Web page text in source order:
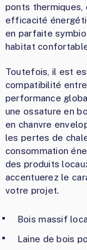
ponts thermiques,
efficacité
en parfaite
habitat
Toutefois, il est
compatibilité
performance
une ossature en
en chanvre
les pertes de
consommation
des produits
accentuerez le
votre projet.
Bois massif
Laine de bois